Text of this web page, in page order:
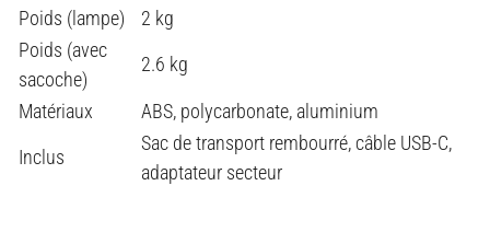
Poids (lampe)
2 kg
Poids (avec
sacoche)
2.6 kg
Matériaux
ABS, polycarbonate, aluminium
Inclus
Sac de transport rembourré, câble USB-C,
adaptateur secteur